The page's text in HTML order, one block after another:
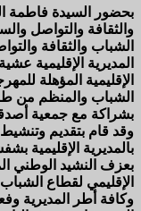
بحضور السيدة فاطمة
والثقافة والتواصل
الشباب والثقافة
الإقليمية المؤهلة
الشباب والمنظم من
بشراكة مع جمعية
وقد قام بتقديم
بالمديرية الإقليمية
بعزف النشيد الوطني
الإقليمي لقطاع
وكافة أطر المديرية